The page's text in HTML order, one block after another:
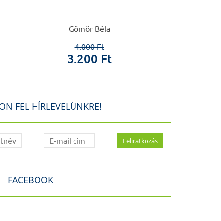
Gömör Béla
4.000 Ft
3.200 Ft
FEL HÍRLEVELÜNKRE!
FACEBOOK